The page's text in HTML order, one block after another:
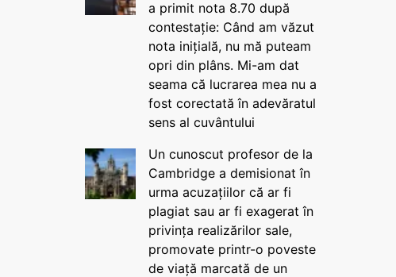
a primit nota 8.70 după
contestație: Când am văzut
nota inițială, nu mă puteam
opri din plâns. Mi-am dat
seama că lucrarea mea nu a
fost corectată în adevăratul
sens al cuvântului
Un cunoscut profesor de la
Cambridge a demisionat în
urma acuzațiilor că ar fi
plagiat sau ar fi exagerat în
privința realizărilor sale,
promovate printr-o poveste
de viață marcată de un